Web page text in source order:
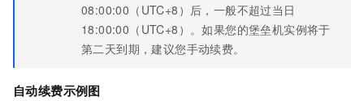
08:00:00（UTC+8）后，一般不超过当日
18:00:00（UTC+8）。如果您的堡垒机实例将于
第二天到期，建议您手动续费。
自动续费示例图